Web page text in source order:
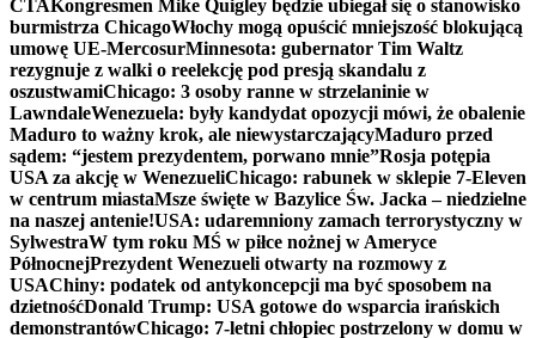
CTAKongresmen Mike Quigley będzie ubiegał się o stanowisko
burmistrza ChicagoWłochy mogą opuścić mniejszość blokującą
umowę UE-MercosurMinnesota: gubernator Tim Waltz
rezygnuje z walki o reelekcję pod presją skandalu z
oszustwamiChicago: 3 osoby ranne w strzelaninie w
LawndaleWenezuela: były kandydat opozycji mówi, że obalenie
Maduro to ważny krok, ale niewystarczającyMaduro przed
sądem: “jestem prezydentem, porwano mnie”Rosja potępia
USA za akcję w WenezueliChicago: rabunek w sklepie 7-Eleven
w centrum miastaMsze święte w Bazylice Św. Jacka – niedzielne
na naszej antenie!USA: udaremniony zamach terrorystyczny w
SylwestraW tym roku MŚ w piłce nożnej w Ameryce
PółnocnejPrezydent Wenezueli otwarty na rozmowy z
USAChiny: podatek od antykoncepcji ma być sposobem na
dzietnośćDonald Trump: USA gotowe do wsparcia irańskich
demonstrantówChicago: 7-letni chłopiec postrzelony w domu w